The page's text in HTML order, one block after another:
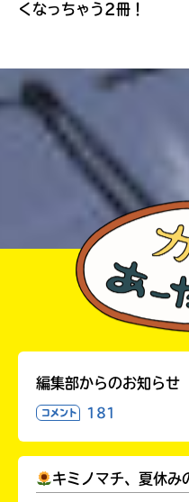
くなっちゃう2冊！
編集部からのお知らせ
コメント 181
キミノマチ、夏休み